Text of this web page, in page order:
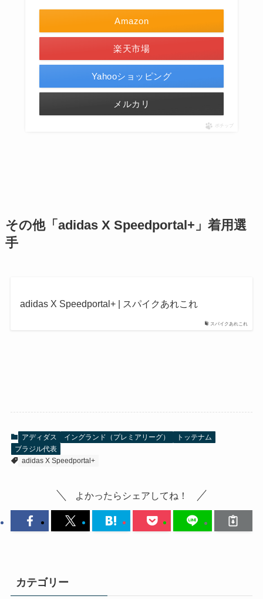
Amazon
楽天市場
Yahooショッピング
メルカリ
ポチップ
その他「 adidas X Speedportal+ 」着用選
手
スパイクあれこれ
adidas X Speedportal+ | スパイクあれこれ
アディダス イングランド（プレミアリーグ）
トッテナム
ブラジル代表
adidas X Speedportal+
よかったらシェアしてね！
カテゴリー